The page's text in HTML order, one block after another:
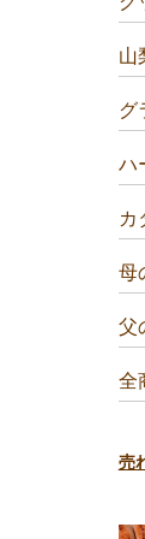
山
グ
ハ
カ
母
父
全
売